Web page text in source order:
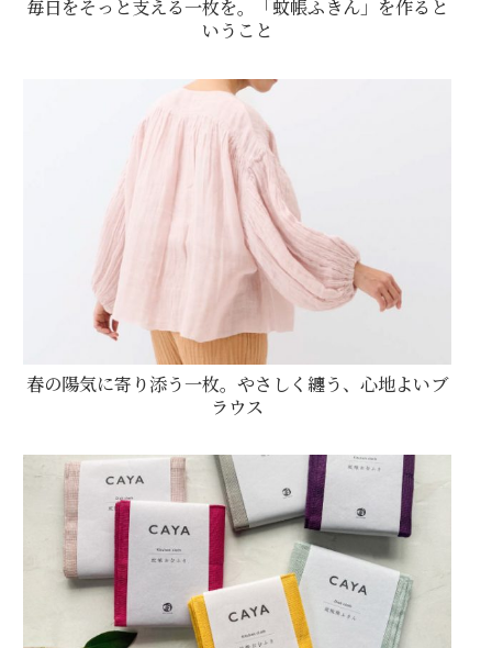
毎日をそっと支える一枚を。「蚊帳ふきん」を作ると
いうこと
春の陽気に寄り添う一枚。やさしく纏う、心地よいブ
ラウス